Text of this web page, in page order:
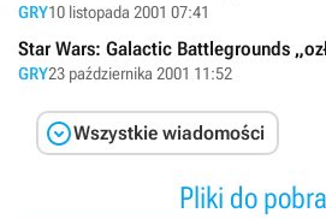
GRY10 listopada 2001 07:41
Star Wars: Galactic Battlegrounds
GRY23 października 2001 11:52
Wszystkie wiadomości
Pliki do